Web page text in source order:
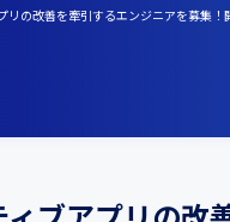
の改善を牽引するエンジニアを募集